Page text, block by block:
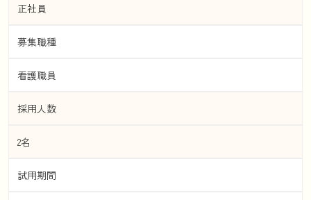
正社員
募集職種
看護職員
採用人数
2名
試用期間